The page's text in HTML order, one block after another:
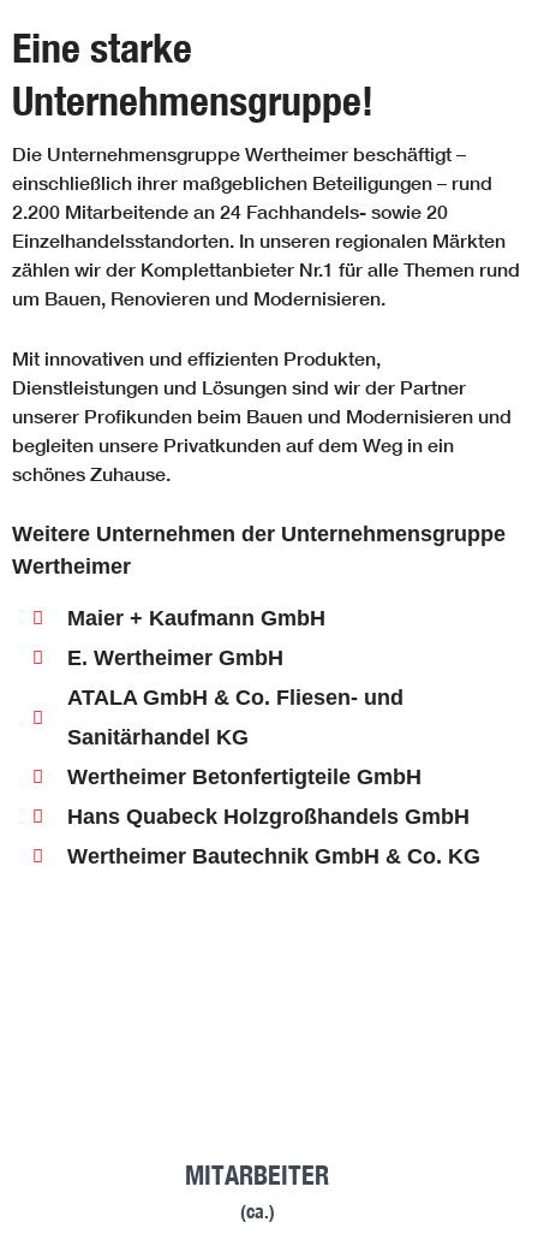
Eine starke
Unternehmensgruppe!
Die Unternehmensgruppe Wertheimer beschäftigt –
einschließlich ihrer maßgeblichen Beteiligungen – rund
2.200 Mitarbeitende an 24 Fachhandels- sowie 20
Einzelhandelsstandorten. In unseren regionalen Märkten
zählen wir der Komplettanbieter Nr.1 für alle Themen rund
um Bauen, Renovieren und Modernisieren.
Mit innovativen und effizienten Produkten,
Dienstleistungen und Lösungen sind wir der Partner
unserer Profikunden beim Bauen und Modernisieren und
begleiten unsere Privatkunden auf dem Weg in ein
schönes Zuhause.
Weitere Unternehmen der Unternehmensgruppe
Wertheimer
Maier + Kaufmann GmbH
E. Wertheimer GmbH
ATALA GmbH & Co. Fliesen- und
Sanitärhandel KG
Wertheimer Betonfertigteile GmbH
Hans Quabeck Holzgroßhandels GmbH
Wertheimer Bautechnik GmbH & Co. KG
MITARBEITER
(ca.)